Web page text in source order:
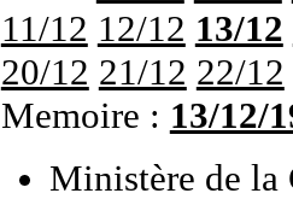
11/12 12/12 13/12
20/12 21/12 22/12
Memoire : 13/12/
Ministère de la